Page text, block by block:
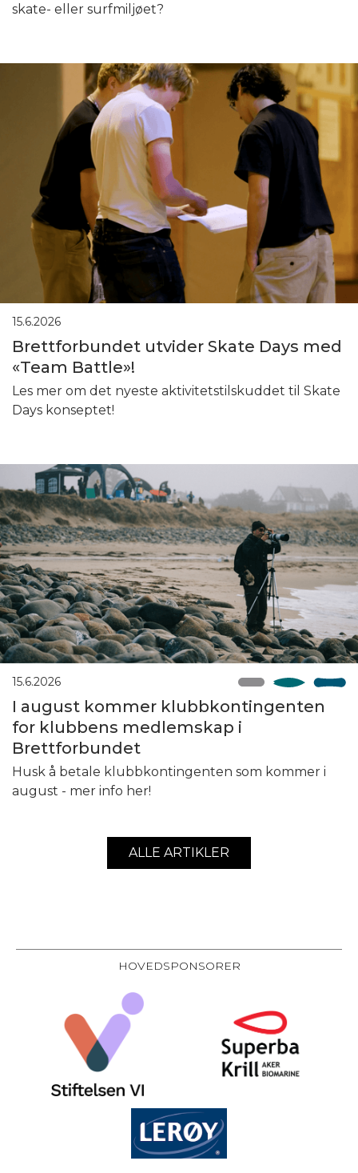
skate- eller surfmiljøet?
15.6.2026
Brettforbundet utvider Skate Days med
«Team Battle»!
Les mer om det nyeste aktivitetstilskuddet til Skate
Days konseptet!
15.6.2026
I august kommer klubbkontingenten
for klubbens medlemskap i
Brettforbundet
Husk å betale klubbkontingenten som kommer i
august - mer info her!
ALLE ARTIKLER
HOVEDSPONSORER